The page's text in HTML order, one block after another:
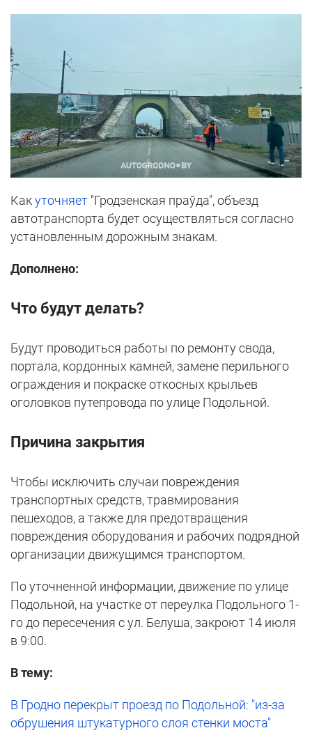
Какуточняет "Гродзенская праўда", объезд
автотранспорта будет осуществляться согласно
установленным дорожным знакам.
Дополнено:
Что будут делать?
Будут проводиться работы по ремонту свода,
портала, кордонных камней, замене перильного
ограждения и покраске откосных крыльев
оголовков путепровода по улице Подольной.
Причина закрытия
Чтобы исключить случаи повреждения
транспортных средств, травмирования
пешеходов, а также для предотвращения
повреждения оборудования и рабочих подрядной
организации движущимся транспортом.
По уточненной информации, движение по улице
Подольной, на участке от переулка Подольного 1-
го до пересечения с ул. Белуша, закроют 14 июля
в 9:00.
В тему:
В Гродно перекрыт проезд по Подольной: "из-за
обрушения штукатурного слоя стенки моста"